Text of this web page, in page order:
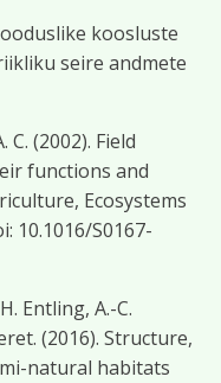
koosluste
seire andmete
C. (2002). Field
functions and
Ecosystems
10.1016/S0167-
Entling, A.-C.
(2016). Structure,
natural habitats